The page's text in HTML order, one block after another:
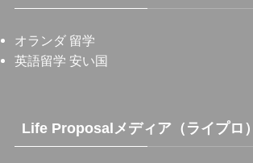
オランダ 留学
英語留学 安い国
Life Proposalメディア（ライプロ）